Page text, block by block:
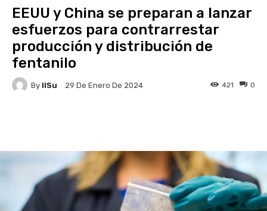
EEUU y China se preparan a lanzar
esfuerzos para contrarrestar
producción y distribución de
fentanilo
By IlSu 29 De Enero De 2024 0
421